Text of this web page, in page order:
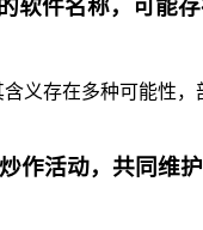
软件名称，可能
义存在多种可能性
作活动，共同维